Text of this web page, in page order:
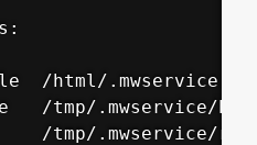
/html/
/tmp/.mwservice/
/tmp/.mwservice/